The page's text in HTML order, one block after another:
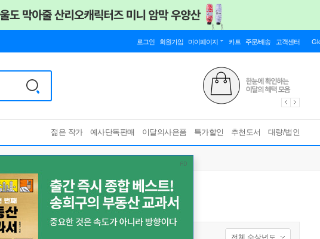
로그인 회원가입 마이페이지 카트 주문/배송 고객센터
젊은 작가 예사단독판매 이달의사은품 특가할인 추천도서 대량/법인